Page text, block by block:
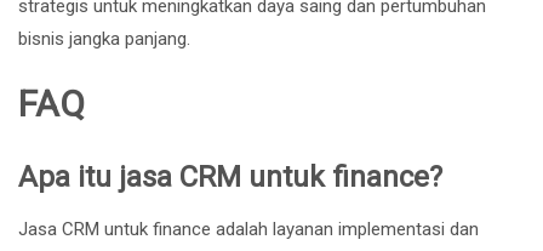
strategis untuk meningkatkan daya saing dan pertumbuhan
bisnis jangka panjang.
FAQ
Apa itu jasa CRM untuk finance?
Jasa CRM untuk finance adalah layanan implementasi dan